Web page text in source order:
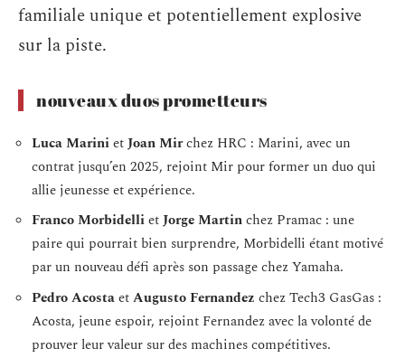
familiale unique et potentiellement explosive
sur la piste.
nouveaux duos prometteurs
Luca Mariniet Joan Mirchez HRC : Marini, avec un
contrat jusqu’en 2025, rejoint Mir pour former un duo qui
allie jeunesse et expérience.
Franco MorbidellietJorge Martinchez Pramac : une
paire qui pourrait bien surprendre, Morbidelli étant motivé
par un nouveau défi après son passage chez Yamaha.
Pedro AcostaetAugusto Fernandez chez Tech3 GasGas :
Acosta, jeune espoir, rejoint Fernandez avec la volonté de
prouver leur valeur sur des machines compétitives.